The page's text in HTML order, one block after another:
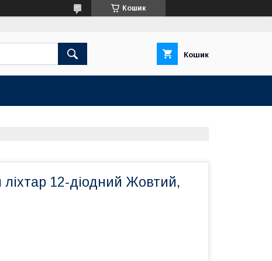
Кошик
Кошик
ліхтар 12-діодний Жовтий,